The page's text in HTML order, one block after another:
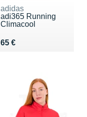
adidas
adi365 Running
Climacool
65 €
Vendu 65 €